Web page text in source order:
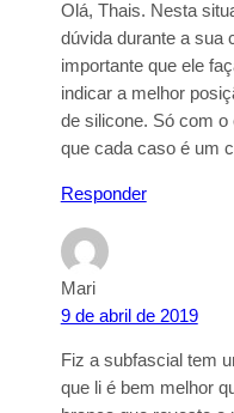
Olá, Thais. Nesta
dúvida durante a sua
importante que ele
indicar a melhor
de silicone. Só com
que cada caso é um
Responder
Mari
9 de abril de 2019
Fiz a subfascial tem
que li é bem melhor